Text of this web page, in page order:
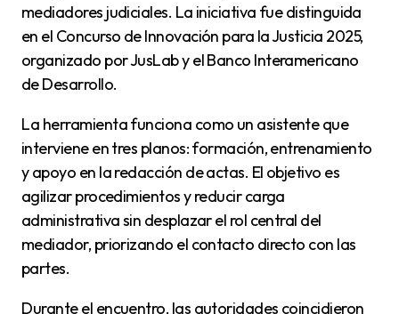
mediadores judiciales. La iniciativa fue distinguida
en el Concurso de Innovación para la Justicia 2025,
organizado por JusLab y el Banco Interamericano
de Desarrollo.
La herramienta funciona como un asistente que
interviene en tres planos: formación, entrenamiento
y apoyo en la redacción de actas. El objetivo es
agilizar procedimientos y reducir carga
administrativa sin desplazar el rol central del
mediador, priorizando el contacto directo con las
partes.
Durante el encuentro, las autoridades coincidieron